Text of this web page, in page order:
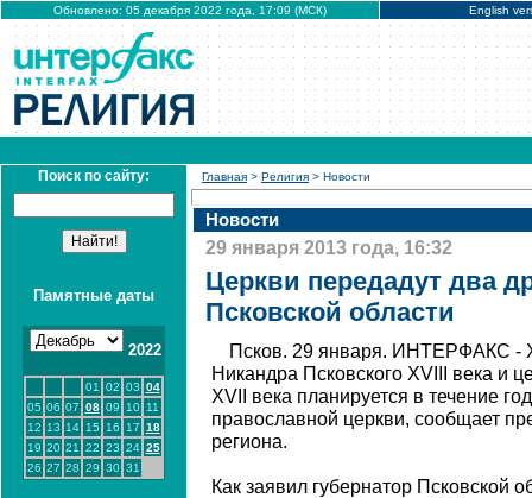
Обновлено: 05 декабря 2022 года, 17:09 (МСК) English
Поиск по сайту:
Памятные даты
2022
01 02 03 04
05 06 07 08 09 10
11
12 13 14 15 16 17 18
19 20 21 22 23 24 25
26 27 28 29 30 31
Главная > Религия > Новости
Новости
29 января 2013 года, 16:32
Церкви передадут два
Псковской области
Псков. 29 января. ИНТЕРФАКС -
Никандра Псковского XVIII века и
XVII века планируется в течение
православной церкви, сообщает
региона.
Как заявил губернатор Псковской